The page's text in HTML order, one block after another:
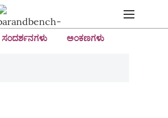
ಸಂದರ್ಶನಗಳು ಅಂಕಣಗಳು